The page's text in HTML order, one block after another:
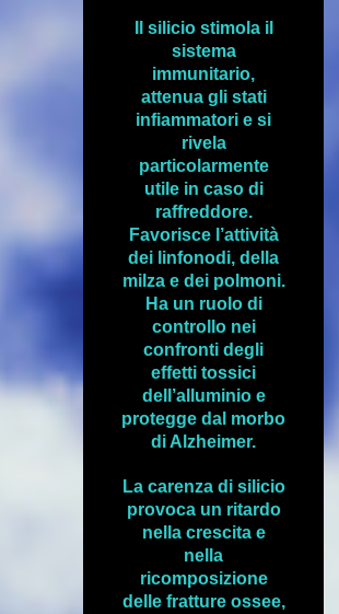
Il silicio stimola il
sistema
immunitario,
attenua gli stati
infiammatori e si
rivela
particolarmente
utile in caso di
raffreddore.
Favorisce l’attività
dei linfonodi, della
milza e dei polmoni.
Ha un ruolo di
controllo nei
confronti degli
effetti tossici
dell’alluminio e
protegge dal morbo
di Alzheimer.
La carenza di silicio
provoca un ritardo
nella crescita e
nella
ricomposizione
delle fratture ossee,